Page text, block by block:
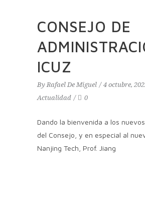
CONSEJO DE
ICUZ
By Rafael De Miguel
4 octubre,
Actualidad
0
Dando la bienvenida a los
del Consejo, y en especial al
Nanjing Tech, Prof. Jiang